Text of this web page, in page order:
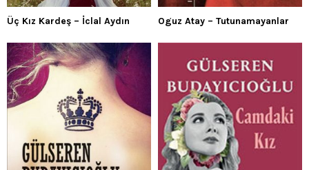
Üç Kız Kardeş – İclal Aydın Oguz Atay – Tutunamayanlar